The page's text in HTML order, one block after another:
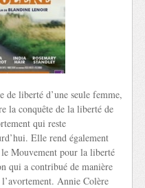
de liberté d’une seule femme,
la conquête de la liberté de
qui reste
Elle rend également
Mouvement pour la liberté
qui a contribué de manière
Annie Colère